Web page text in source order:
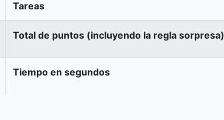
Tareas
Total de puntos (incluyendo la regla sorpresa)
Tiempo en segundos